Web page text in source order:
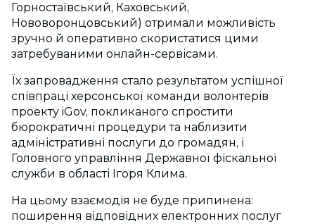
Горностаївський, Каховський,
Нововоронцовський) отримали можливість
зручно й оперативно скористатися цими
затребуваними онлайн-сервісами.
Їх запровадження стало результатом успішної
співпраці херсонської команди волонтерів
проекту iGov, покликаного спростити
бюрократичні процедури та наблизити
адміністративні послуги до громадян, і
Головного управління Державної фіскальної
служби в області Ігоря Клима.
На цьому взаємодія не буде припинена:
поширення відповідних електронних послуг